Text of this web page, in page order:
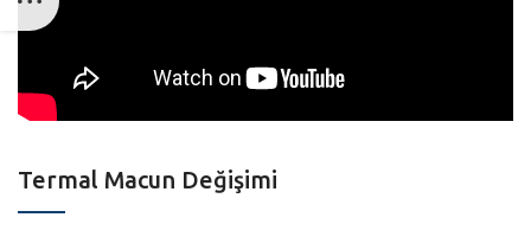
Termal Macun Değişimi